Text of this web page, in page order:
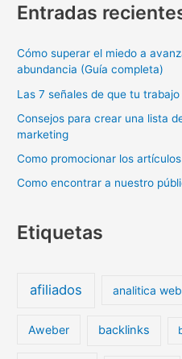
Entradas
Cómo superar el miedo a
abundancia (Guía completa)
Las 7 señales de que tu
Consejos para crear una lista
marketing
Como promocionar los
Como encontrar a nuestro
Etiquetas
afiliados analitica web
Aweber backlinks